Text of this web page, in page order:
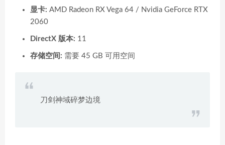
显卡: AMD Radeon RX Vega 64 / Nvidia GeForce RTX
2060
DirectX 版本: 11
存储空间: 需要 45 GB 可用空间
刀剑神域碎梦边境